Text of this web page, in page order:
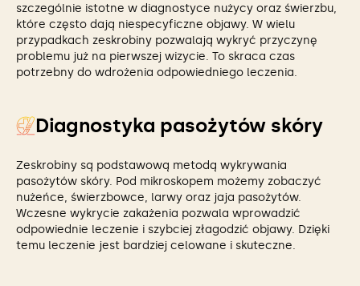
szczególnie istotne w diagnostyce nużycy oraz świerzbu,
które często dają niespecyficzne objawy. W wielu
przypadkach zeskrobiny pozwalają wykryć przyczynę
problemu już na pierwszej wizycie. To skraca czas
potrzebny do wdrożenia odpowiedniego leczenia.
Diagnostyka pasożytów skóry
Zeskrobiny są podstawową metodą wykrywania
pasożytów skóry. Pod mikroskopem możemy zobaczyć
nużeńce, świerzbowce, larwy oraz jaja pasożytów.
Wczesne wykrycie zakażenia pozwala wprowadzić
odpowiednie leczenie i szybciej złagodzić objawy. Dzięki
temu leczenie jest bardziej celowane i skuteczne.